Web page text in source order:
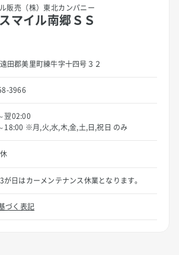
販売（株）東北カンパニー
マイル南郷ＳＳ
田郡美里町練牛字十四号３２
3966
翌02:00
18:00 ※月,火,水,木,金,土,日,祝日 のみ
が日はカーメンテナンス休業となります。
づく表記